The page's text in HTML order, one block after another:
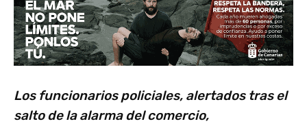
Los funcionarios policiales, alertados tras el
salto de la alarma del comercio,